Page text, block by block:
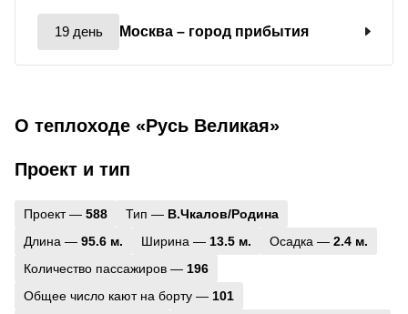
19 день Москва – город прибытия
О теплоходе «Русь Великая»
Проект и тип
Проект — 588 Тип — В.Чкалов/Родина
Длина — 95.6 м. Ширина — 13.5 м. Осадка — 2.4 м.
Количество пассажиров — 196
Общее число кают на борту — 101